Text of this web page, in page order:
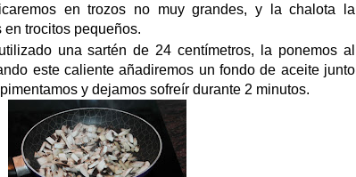
en trozos no muy grandes, y la chalota la
trocitos pequeños.
una sartén de 24 centímetros, la ponemos al
este caliente añadiremos un fondo de aceite junto
y dejamos sofreír durante 2 minutos.